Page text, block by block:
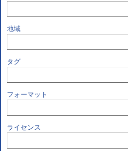
地域
タグ
フォーマット
ライセンス